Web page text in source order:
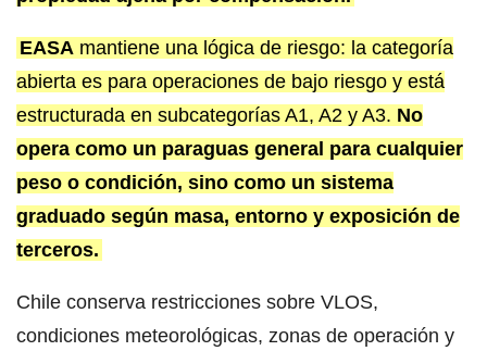
EASA mantiene una lógica de riesgo: la categoría
abierta es para operaciones de bajo riesgo y está
estructurada en subcategorías A1, A2 y A3. No
opera como un paraguas general para cualquier
peso o condición, sino como un sistema
graduado según masa, entorno y exposición de
terceros.
Chile conserva restricciones sobre VLOS,
condiciones meteorológicas, zonas de operación y